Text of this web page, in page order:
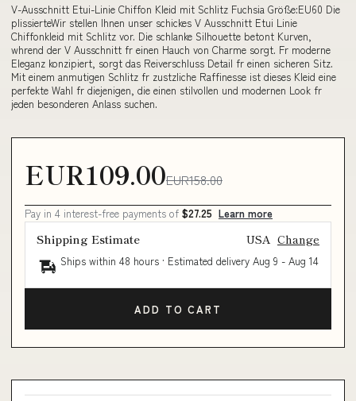
V-Ausschnitt Etui-Linie Chiffon Kleid mit Schlitz Fuchsia Größe:EU60 Die
plissierteWir stellen Ihnen unser schickes V Ausschnitt Etui Linie
Chiffonkleid mit Schlitz vor. Die schlanke Silhouette betont Kurven,
whrend der V Ausschnitt fr einen Hauch von Charme sorgt. Fr moderne
Eleganz konzipiert, sorgt das Reiverschluss Detail fr einen sicheren Sitz.
Mit einem anmutigen Schlitz fr zustzliche Raffinesse ist dieses Kleid eine
perfekte Wahl fr diejenigen, die einen stilvollen und modernen Look fr
jeden besonderen Anlass suchen.
EUR109.00EUR158.00
Pay in 4 interest-free payments of $27.25 Learn more
Shipping Estimate USA Change
Ships within 48 hours · Estimated delivery Aug 9 - Aug 14
ADD TO CART